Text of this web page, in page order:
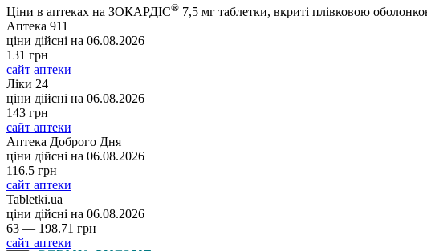
Ціни в аптеках на ЗОКАРДІС® 7,5 мг таблетки, вкриті плівковою
Аптека 911
ціни дійсні на 06.08.2026
131 грн
сайт аптеки
Ліки 24
ціни дійсні на 06.08.2026
143 грн
сайт аптеки
Аптека Доброго Дня
ціни дійсні на 06.08.2026
116.5 грн
сайт аптеки
Tabletki.ua
ціни дійсні на 06.08.2026
63 — 198.71 грн
сайт аптеки